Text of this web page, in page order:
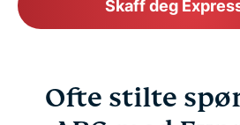
Skaff deg
Ofte stilte